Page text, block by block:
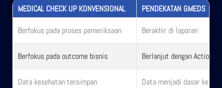
MEDICAL CHECK UP KONVENSIONAL
PENDEKATAN GMEDS
Berfokus pada proses pemeriksaan Berakhir di laporan
Berfokus pada outcome bisnis Berlanjut dengan Action
Data kesehatan tersimpan Data menjadi dasar